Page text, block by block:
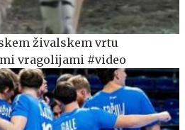
živalskem vrtu
vragolijami #video